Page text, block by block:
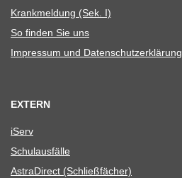
Krank­mel­dung (Sek. I)
So fin­den Sie uns
Impres­sum und Datenschutzerklärung
EXTERN
iServ
Schul­aus­fälle
Astra­Di­rect (Schließ­fä­cher)